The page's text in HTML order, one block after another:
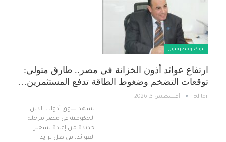
بنوك ومصرفيون
ارتفاع عوائد أذون الخزانة في مصر.. طارق متولي:
توقعات التضخم وضغوط الطاقة تدفع المستثمرين…
Editor أغسطس 3, 2026
تشهد سوق أدوات الدين
الحكومية في مصر مرحلة
جديدة من إعادة تسعير
العوائد، في ظل تزايد